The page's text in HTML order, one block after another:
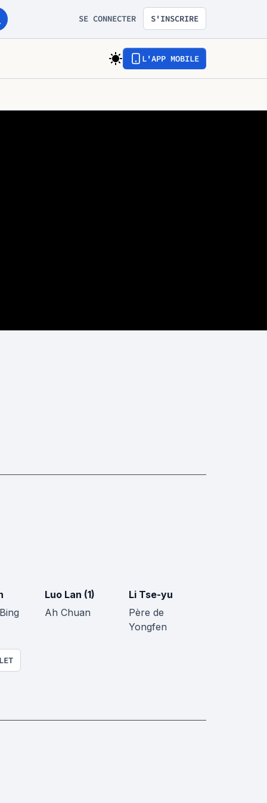
SE CONNECTER S'INSCRIRE
L'APP MOBILE
Luo Lan (1)
Ah Chuan
Li Tse-yu
Père de
Yongfen